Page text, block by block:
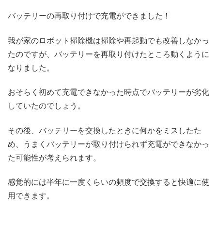
バッテリーの再取り付けで充電ができました！
我が家のロボット掃除機は掃除や再起動でも改善しなかっ
たのですが、バッテリーを再取り付けたところ動くように
なりました。
おそらく初めて充電できなかった時点でバッテリーが劣化
していたのでしょう。
その後、バッテリーを交換したときに何かをミスしたた
め、うまくバッテリーが取り付けられず充電ができなかっ
た可能性が考えられます。
感覚的には半年に一度くらいの頻度で交換すると快適に使
用できます。